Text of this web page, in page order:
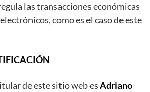
las transacciones económicas
como es el caso de este
de este sitio web esAdriano